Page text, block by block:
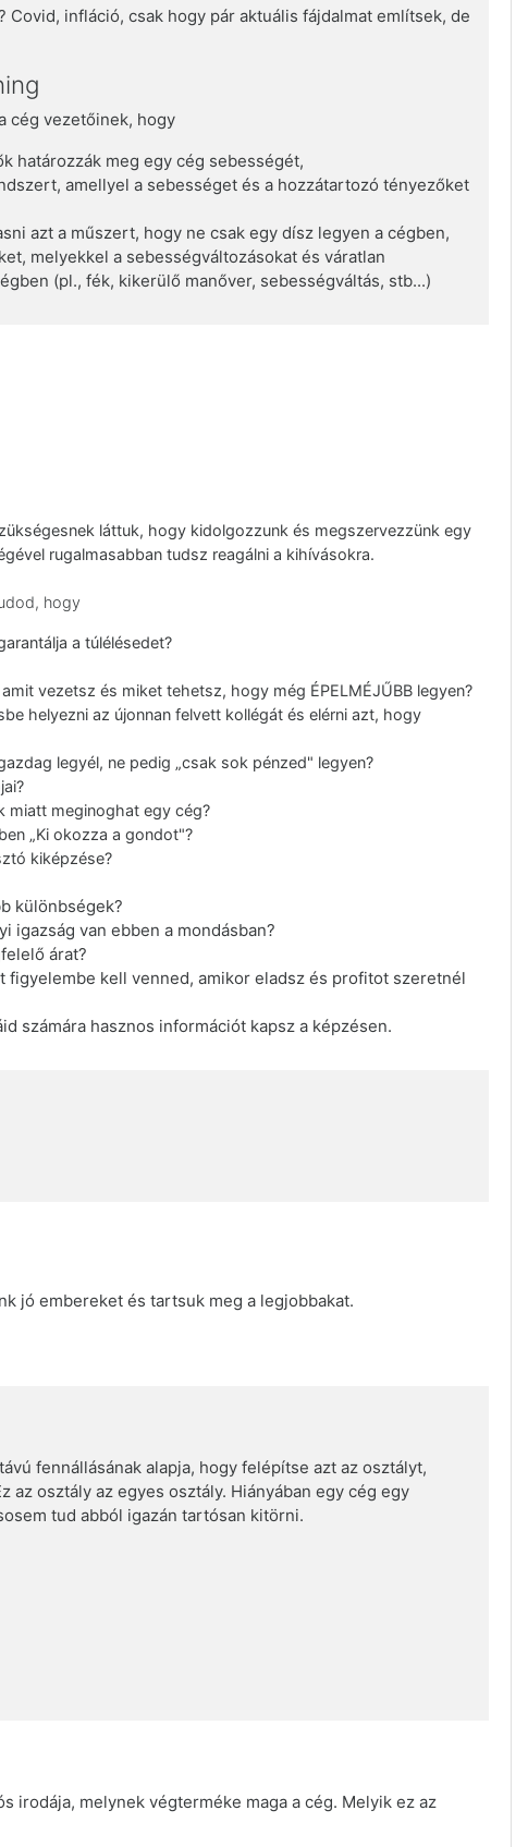
Covid, infláció, csak hogy pár aktuális fájdalmat említsek, de
cég vezetőinek, hogy
határozzák meg egy cég sebességét,
amellyel a sebességet és a hozzátartozó tényezőket
azt a műszert, hogy ne csak egy dísz legyen a cégben,
melyekkel a sebességváltozásokat és váratlan
(pl., fék, kikerülő manőver, sebességváltás, stb...)
láttuk, hogy kidolgozzunk és megszervezzünk egy
rugalmasabban tudsz reagálni a kihívásokra.
hogy
a túlélésedet?
vezetsz és miket tehetsz, hogy még ÉPELMÉJŰBB legyen?
helyezni az újonnan felvett kollégát és elérni azt, hogy
legyél, ne pedig „csak sok pénzed" legyen?
miatt meginoghat egy cég?
„Ki okozza a gondot"?
kiképzése?
különbségek?
igazság van ebben a mondásban?
árat?
figyelembe kell venned, amikor eladsz és profitot szeretnél
számára hasznos információt kapsz a képzésen.
jó embereket és tartsuk meg a legjobbakat.
fennállásának alapja, hogy felépítse azt az osztályt,
az osztály az egyes osztály. Hiányában egy cég egy
tud abból igazán tartósan kitörni.
irodája, melynek végterméke maga a cég. Melyik ez az